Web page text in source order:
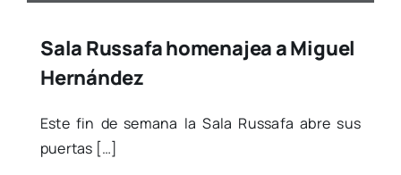
Sala Russafa homenajea a Miguel
Hernández
Este fin de sema­na la Sala Rus­sa­fa abre sus
puer­tas […]